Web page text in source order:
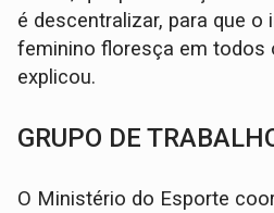
é descentralizar, para que o
feminino floresça em todos
explicou.
GRUPO DE
O Ministério do Esporte